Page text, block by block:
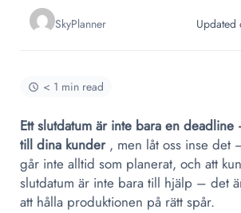
SkyPlanner
< 1 min read
Ett slutdatum är inte bara en
till dina kunder , men låt oss inse det
går inte alltid som planerat, och att
slutdatum är inte bara till hjälp – det
att hålla produktionen på rätt spår.